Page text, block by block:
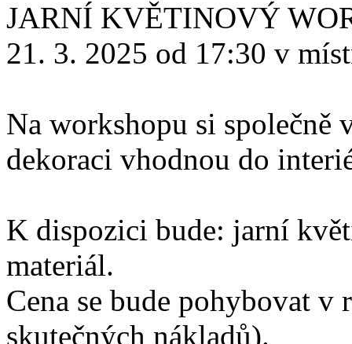
JARNÍ KVĚTINOVÝ
21. 3. 2025 od 17:30 v
Na workshopu si
dekoraci vhodnou do
K dispozici bude: jarní
materiál.
Cena se bude pohybovat
skutečných nákladů).